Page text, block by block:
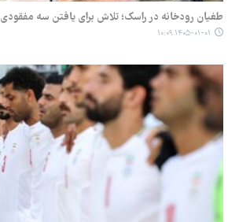
طغیان رودخانه در راسک؛ تلاش برای یافتن سه مفقودی
۱۴۰۵-۰۱-۰۱ ۱۰:۰۹